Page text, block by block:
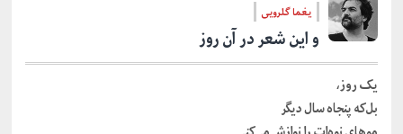
یغما گلرویی
و این شعر در آن روز
یک روز،
بل‌که پنجاه سال دیگر